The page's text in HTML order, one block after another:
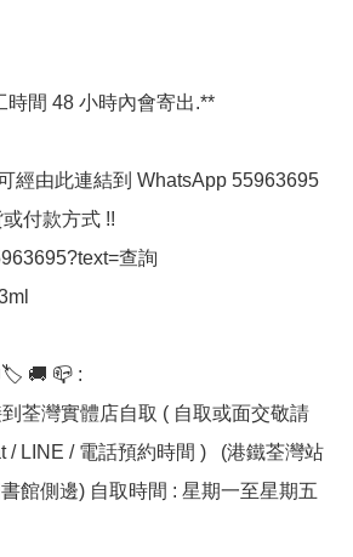
時間 48 小時內會寄出.**
經由此連結到 WhatsApp 55963695
付款方式 !!
查詢
🚚 📪 :
荃灣實體店自取 ( 自取或面交敬請
/ LINE / 電話預約時間 )   (港鐵荃灣站
館側邊) 自取時間 : 星期一至星期五